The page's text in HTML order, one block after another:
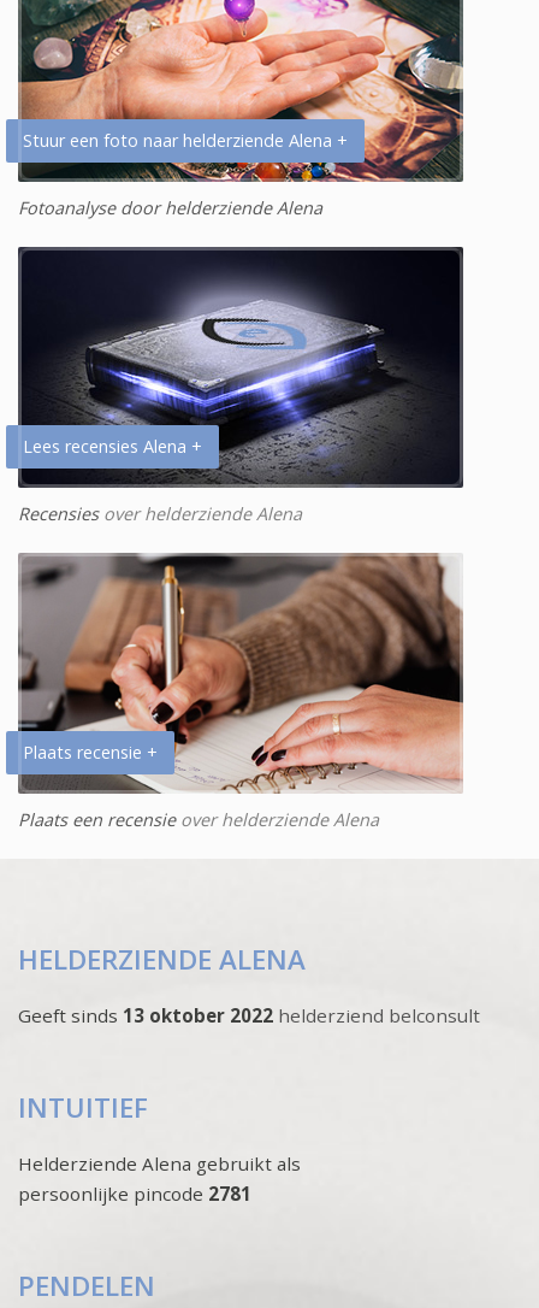
Stuur een foto naar helderziende Alena +
Fotoanalyse door helderziende Alena
Lees recensies Alena +
Recensiesover helderziende Alena
Plaats recensie +
Plaats een recensieover helderziende Alena
HELDERZIENDE ALENA
Geeft sinds 13 oktober 2022 helderziend belconsult
INTUITIEF
Helderziende Alena gebruikt als
persoonlijke pincode 2781
PENDELEN